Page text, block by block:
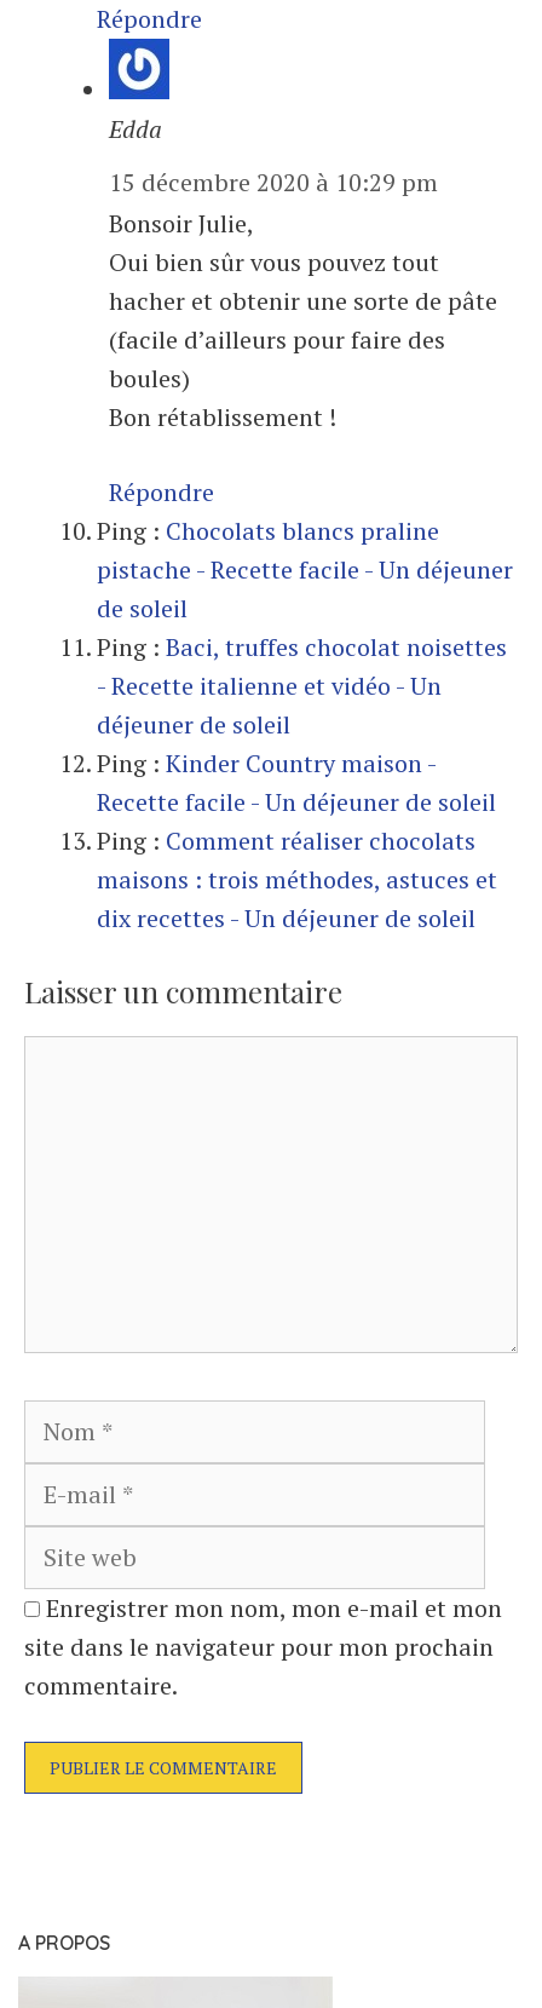
Répondre
Edda
15 décembre 2020 à 10:29 pm
Bonsoir Julie,
Oui bien sûr vous pouvez tout
hacher et obtenir une sorte de pâte
(facile d’ailleurs pour faire des
boules)
Bon rétablissement !
Répondre
Ping : Chocolats blancs praline
pistache - Recette facile - Un déjeuner
de soleil
Ping : Baci, truffes chocolat noisettes
- Recette italienne et vidéo - Un
déjeuner de soleil
Ping : Kinder Country maison -
Recette facile - Un déjeuner de soleil
Ping : Comment réaliser chocolats
maisons : trois méthodes, astuces et
dix recettes - Un déjeuner de soleil
Laisser un commentaire
Nom
Enregistrer mon nom, mon e-mail et mon
site dans le navigateur pour mon prochain
commentaire.
A PROPOS